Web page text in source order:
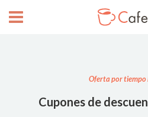
Oferta por
Cupones de